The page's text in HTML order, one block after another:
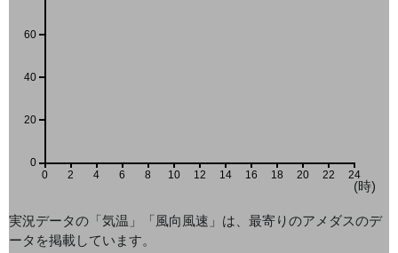
0 2 4 6 8 10 12 14 16 18 20 22 24
(時)
0
20
40
60
実況データの「気温」「風向風速」は、最寄りのアメダスのデ
ータを掲載しています。